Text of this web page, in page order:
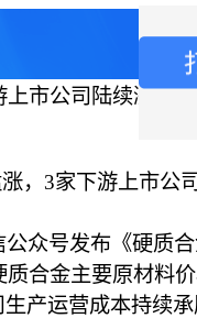
上市公司陆续涨价
3家下游上市公
众号发布《硬质合
合金主要原材料
产运营成本持续